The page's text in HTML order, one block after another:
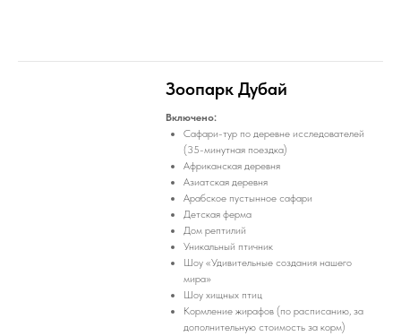
Зоопарк Дубай
Включено:
Сафари-тур по деревне исследователей
(35-минутная поездка)
Африканская деревня
Азиатская деревня
Арабское пустынное сафари
Детская ферма
Дом рептилий
Уникальный птичник
Шоу «Удивительные создания нашего
мира»
Шоу хищных птиц
Кормление жирафов (по расписанию, за
дополнительную стоимость за корм)